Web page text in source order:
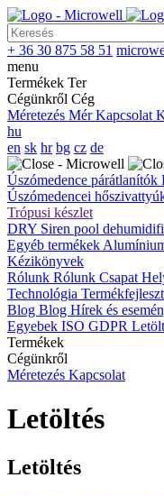
+ 36 30 875 58 51
menu
Termékek Ter
Cégünkről Cég
Méretezés Mér Kapcsolat
hu
en sk hr bg cz de
Úszómedence párátlanítók
Úszómedencei
Trópusi készlet
DRY Siren pool
Egyéb termékek
Kézikönyvek
Rólunk Rólunk Csapat
Technológia
Blog Blog Hírek és
Egyebek ISO GDPR
Termékek
Cégünkről
Méretezés Kapcsolat
Letöltés
Letöltés